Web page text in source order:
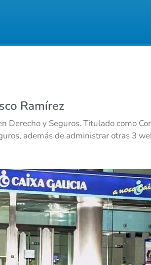
Ramírez
Derecho y Seguros. Titulado como
además de administrar otras 3